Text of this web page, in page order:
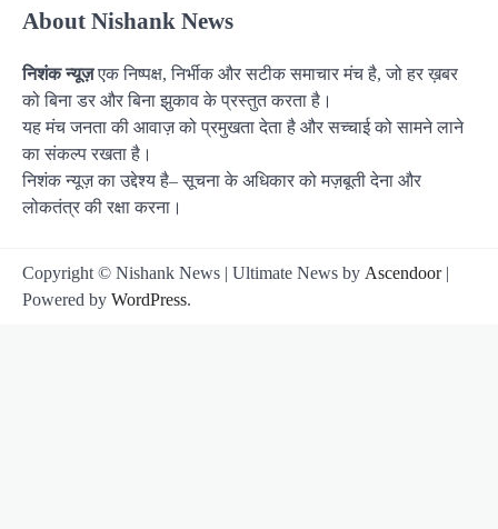
About Nishank News
निशंक न्यूज़एक निष्पक्ष, निर्भीक और सटीक समाचार मंच है, जो हर ख़बर
को बिना डर और बिना झुकाव के प्रस्तुत करता है।
यह मंच जनता की आवाज़ को प्रमुखता देता है और सच्चाई को सामने लाने
का संकल्प रखता है।
निशंक न्यूज़ का उद्देश्य है– सूचना के अधिकार को मज़बूती देना और
लोकतंत्र की रक्षा करना।
Copyright © Nishank News | Ultimate News by Ascendoor|
Powered by WordPress.